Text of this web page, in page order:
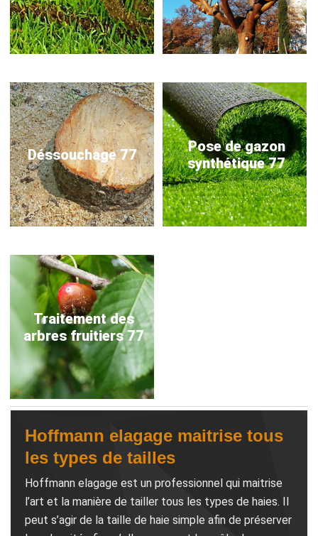
Déssouchage 77
Pose de gazon
synthétique 77
Traitement des
arbres fruitiers 77
Hoffmann elagage maitrise tous
les types de tailles
Hoffmann elagage est un professionnel qui maitrise
l’art et la manière de tailler tous les types de haies. Il
peut s’agir de la taille de haie simple afin de préserver